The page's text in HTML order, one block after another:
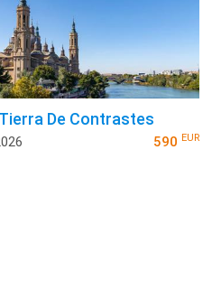
De Contrastes
590 EUR